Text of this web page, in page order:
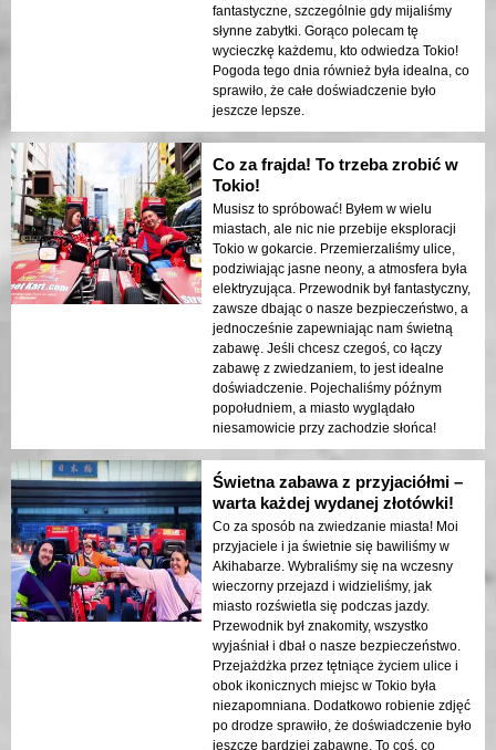
fantastyczne, szczególnie gdy mijaliśmy
słynne zabytki. Gorąco polecam tę
wycieczkę każdemu, kto odwiedza Tokio!
Pogoda tego dnia również była idealna, co
sprawiło, że całe doświadczenie było
jeszcze lepsze.
Co za frajda! To trzeba zrobić w
Tokio!
Musisz to spróbować! Byłem w wielu
miastach, ale nic nie przebije eksploracji
Tokio w gokarcie. Przemierzaliśmy ulice,
podziwiając jasne neony, a atmosfera była
elektryzująca. Przewodnik był fantastyczny,
zawsze dbając o nasze bezpieczeństwo, a
jednocześnie zapewniając nam świetną
zabawę. Jeśli chcesz czegoś, co łączy
zabawę z zwiedzaniem, to jest idealne
doświadczenie. Pojechaliśmy późnym
popołudniem, a miasto wyglądało
niesamowicie przy zachodzie słońca!
Świetna zabawa z przyjaciółmi –
warta każdej wydanej złotówki!
Co za sposób na zwiedzanie miasta! Moi
przyjaciele i ja świetnie się bawiliśmy w
Akihabarze. Wybraliśmy się na wczesny
wieczorny przejazd i widzieliśmy, jak
miasto rozświetla się podczas jazdy.
Przewodnik był znakomity, wszystko
wyjaśniał i dbał o nasze bezpieczeństwo.
Przejażdżka przez tętniące życiem ulice i
obok ikonicznych miejsc w Tokio była
niezapomniana. Dodatkowo robienie zdjęć
po drodze sprawiło, że doświadczenie było
jeszcze bardziej zabawne. To coś, co